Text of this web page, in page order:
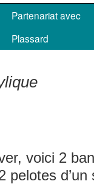
Partenariat avec
Plassard
voici 2
pelotes